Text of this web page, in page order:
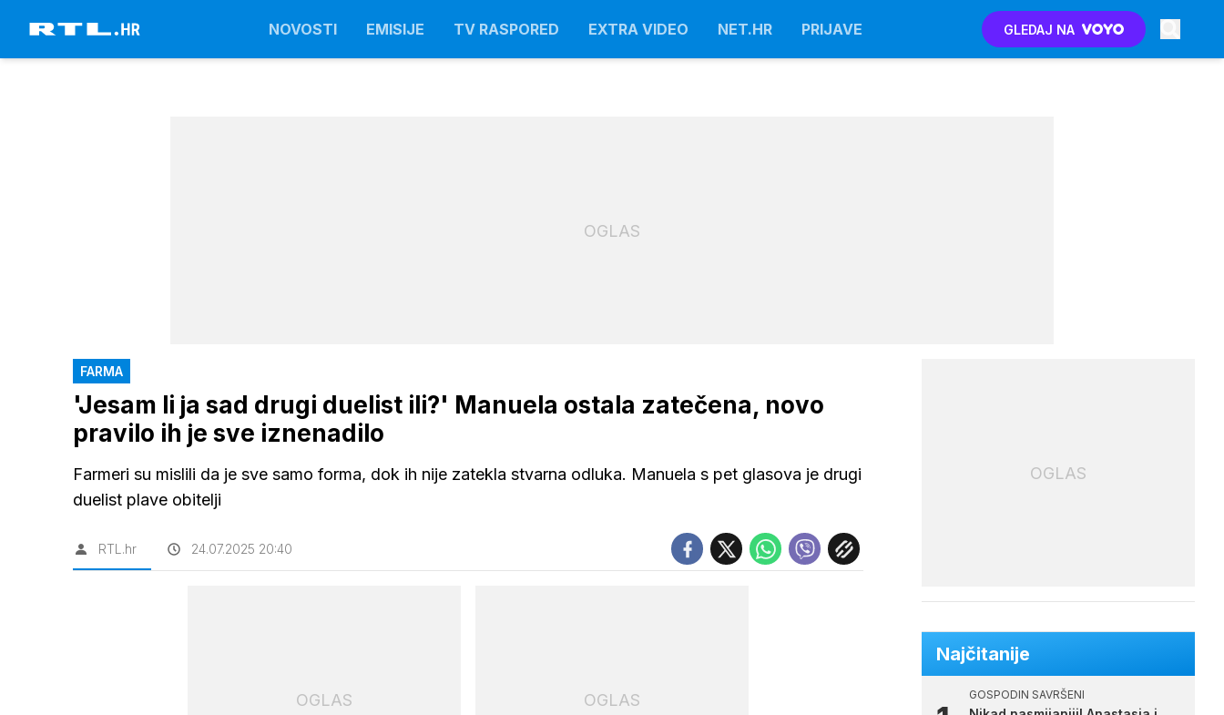
NOVOSTI EMISIJE TV RASPORED EXTRA VIDEO NET.HR PRIJAVE GLEDAJ NA
OGLAS
FARMA
'Jesam li ja sad drugi duelist ili?' Manuela ostala zatečena, novo
pravilo ih je sve iznenadilo
Farmeri su mislili da je sve samo forma, dok ih nije zatekla stvarna odluka. Manuela s pet glasova je drugi
duelist plave obitelji
RTL.hr 24.07.2025 20:40
OGLAS OGLAS
OGLAS
Najčitanije
GOSPODIN SAVRŠENI